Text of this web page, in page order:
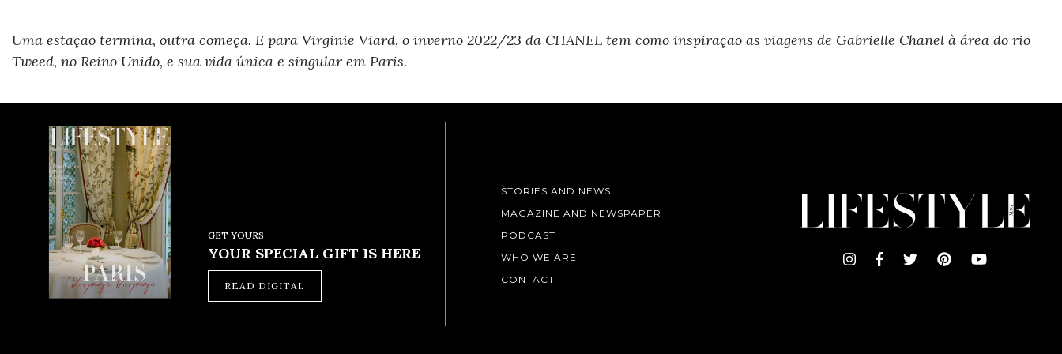
Uma estação termina, outra começa. E para Virginie Viard, o inverno 2022/23 da CHANEL tem como inspiração as viagens de Gabrielle Chanel à área do rio
Tweed, no Reino Unido, e sua vida única e singular em Paris.
GET YOURS
YOUR SPECIAL GIFT IS HERE
READ DIGITAL
STORIES AND NEWS
MAGAZINE AND NEWSPAPER
PODCAST
WHO WE ARE
CONTACT